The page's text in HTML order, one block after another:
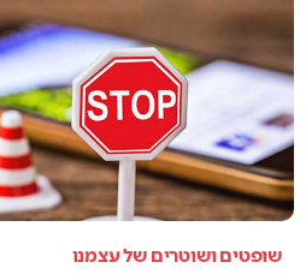
שופטים ושוטרים של עצמנו